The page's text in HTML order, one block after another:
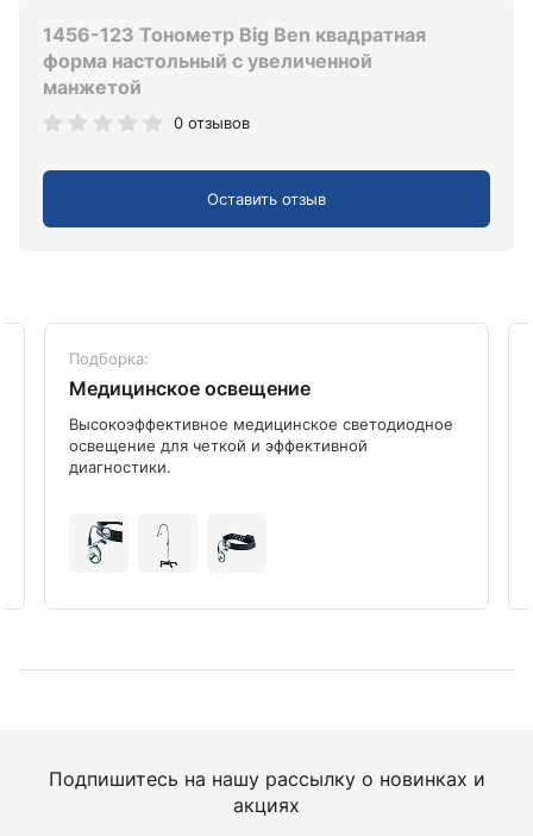
1456-123 Тонометр Big Ben квадратная
форма настольный с увеличенной
манжетой
0 отзывов
Оставить отзыв
Подборка:
Медицинское освещение
Высокоэффективное медицинское светодиодное
освещение для четкой и эффективной
диагностики.
Подпишитесь на нашу рассылку о новинках и
акциях